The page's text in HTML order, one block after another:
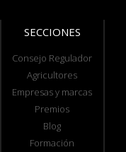
SECCIONES
Consejo Regulador
Agricultores
Empresas y marcas
Premios
Blog
Formación